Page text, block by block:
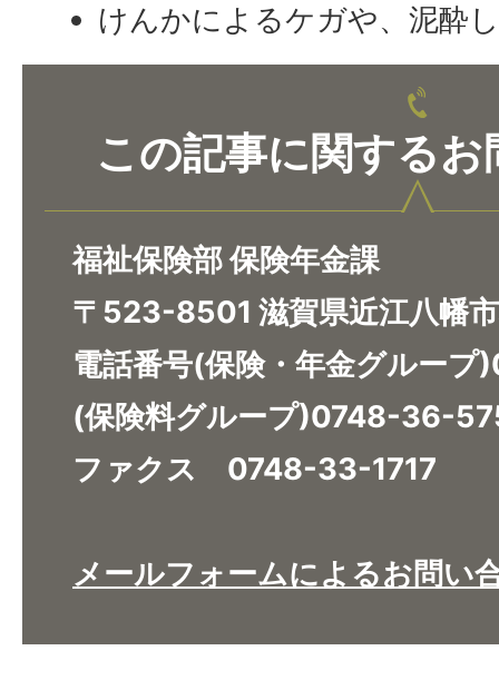
けんかによるケガや、泥酔
この記事に関するお
福祉保険部 保険年金課
〒523-8501 滋賀県近江八幡
電話番号(保険・年金グルー
(保険料グループ)0748-36-
ファクス 0748-33-1717
メールフォームによるお問い